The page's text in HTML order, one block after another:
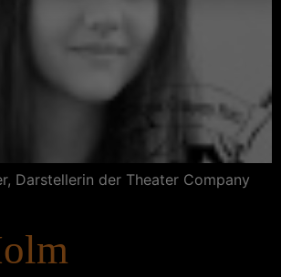
Darstellerin der Theater Company